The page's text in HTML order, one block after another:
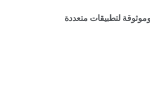
لتطبيقات متعددة